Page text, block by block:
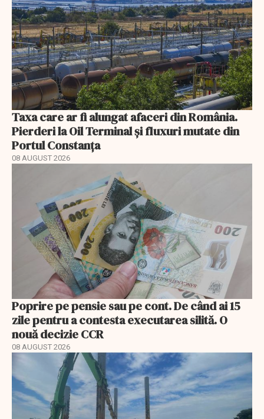
Taxa care ar fi alungat afaceri din România.
Pierderi la Oil Terminal și fluxuri mutate din
Portul Constanța
08 AUGUST 2026
Poprire pe pensie sau pe cont. De când ai 15
zile pentru a contesta executarea silită. O
nouă decizie CCR
08 AUGUST 2026